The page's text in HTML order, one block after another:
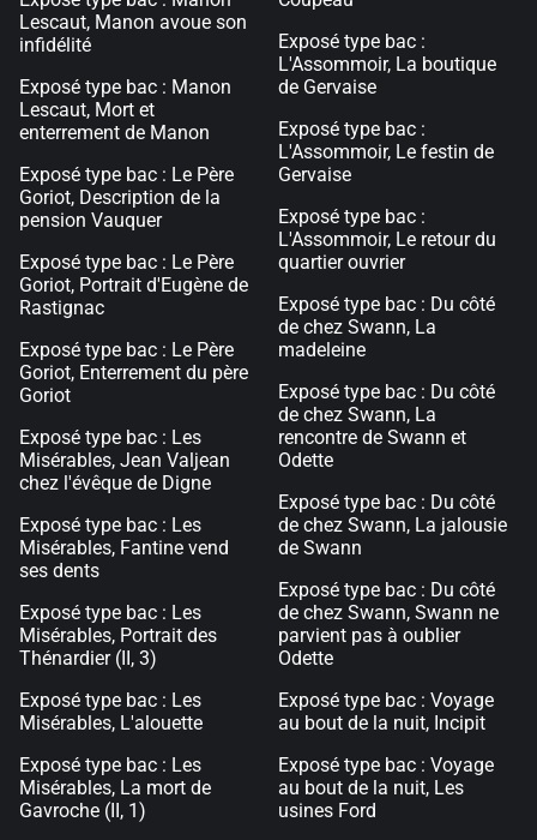
Lescaut, Manon avoue son
infidélité
Exposé type bac : Manon
Lescaut, Mort et
enterrement de Manon
Exposé type bac : Le Père
Goriot, Description de la
pension Vauquer
Exposé type bac : Le Père
Goriot, Portrait d'Eugène de
Rastignac
Exposé type bac : Le Père
Goriot, Enterrement du père
Goriot
Exposé type bac : Les
Misérables, Jean Valjean
chez l'évêque de Digne
Exposé type bac : Les
Misérables, Fantine vend
ses dents
Exposé type bac : Les
Misérables, Portrait des
Thénardier (II, 3)
Exposé type bac : Les
Misérables, L'alouette
Exposé type bac : Les
Misérables, La mort de
Gavroche (II, 1)
Exposé type bac :
L'Assommoir, La boutique
de Gervaise
Exposé type bac :
L'Assommoir, Le festin de
Gervaise
Exposé type bac :
L'Assommoir, Le retour du
quartier ouvrier
Exposé type bac : Du côté
de chez Swann, La
madeleine
Exposé type bac : Du côté
de chez Swann, La
rencontre de Swann et
Odette
Exposé type bac : Du côté
de chez Swann, La jalousie
de Swann
Exposé type bac : Du côté
de chez Swann, Swann ne
parvient pas à oublier
Odette
Exposé type bac : Voyage
au bout de la nuit, Incipit
Exposé type bac : Voyage
au bout de la nuit, Les
usines Ford